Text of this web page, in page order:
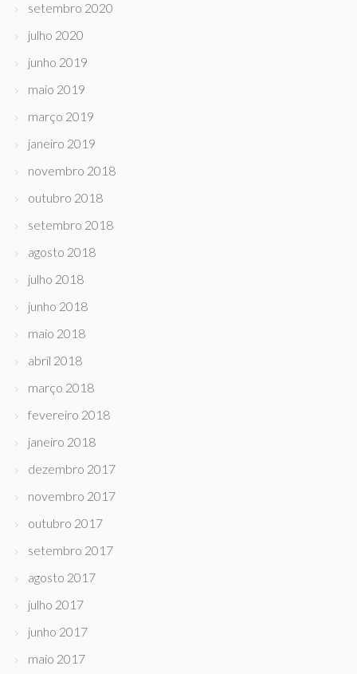
setembro 2020
julho 2020
junho 2019
maio 2019
março 2019
janeiro 2019
novembro 2018
outubro 2018
setembro 2018
agosto 2018
julho 2018
junho 2018
maio 2018
abril 2018
março 2018
fevereiro 2018
janeiro 2018
dezembro 2017
novembro 2017
outubro 2017
setembro 2017
agosto 2017
julho 2017
junho 2017
maio 2017